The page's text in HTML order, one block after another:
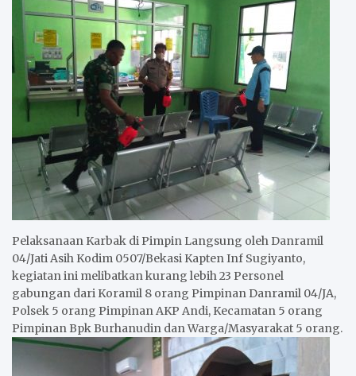
Pelaksanaan Karbak di Pimpin Langsung oleh Danramil
04/Jati Asih Kodim 0507/Bekasi Kapten Inf Sugiyanto,
kegiatan ini melibatkan kurang lebih 23 Personel
gabungan dari Koramil 8 orang Pimpinan Danramil 04/JA,
Polsek 5 orang Pimpinan AKP Andi, Kecamatan 5 orang
Pimpinan Bpk Burhanudin dan Warga/Masyarakat 5 orang.